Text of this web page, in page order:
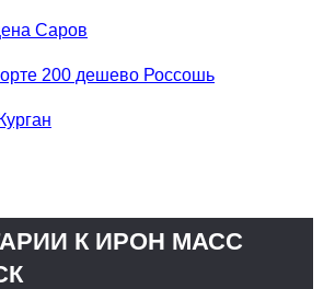
Саров
200 дешево Россошь
К ИРОН МАСС